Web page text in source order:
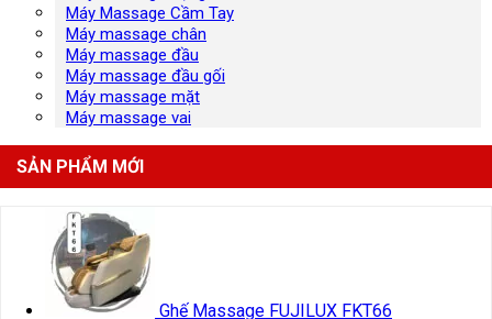
Máy Massage Cầm Tay
Máy massage chân
Máy massage đầu
Máy massage đầu gối
Máy massage mặt
Máy massage vai
SẢN PHẨM MỚI
Ghế Massage FUJILUX FKT66